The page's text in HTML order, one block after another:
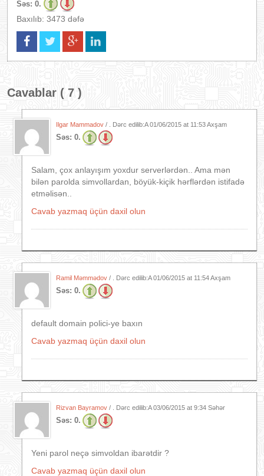
Səs: 0.
Baxılıb: 3473 dəfə
Cavablar ( 7 )
Ilgar Mammadov / . Dərc edilib:A01/06/2015 at 11:53 Axşam
Səs: 0.
Salam, çox anlayışım yoxdur serverlərdən.. Ama mən
bilən parolda simvollardan, böyük-kiçik hərflərdən istifadə
etməlisən..
Cavab yazmaq üçün daxil olun
Ramil Məmmədov / . Dərc edilib:A01/06/2015 at 11:54 Axşam
Səs: 0.
default domain polici-ye baxın
Cavab yazmaq üçün daxil olun
Rizvan Bayramov / . Dərc edilib:A03/06/2015 at 9:34 Səhər
Səs: 0.
Yeni parol neçə simvoldan ibarətdir ?
Cavab yazmaq üçün daxil olun